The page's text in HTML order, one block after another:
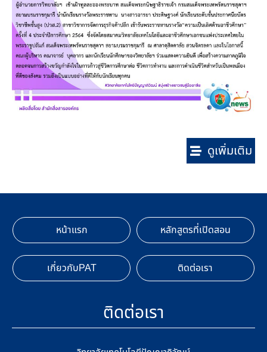
ดูเพิ่มเติม
หน้าแรก หลักสูตรที่เปิดสอน
เกี่ยวกับPAT ติดต่อเรา
ติดต่อเรา